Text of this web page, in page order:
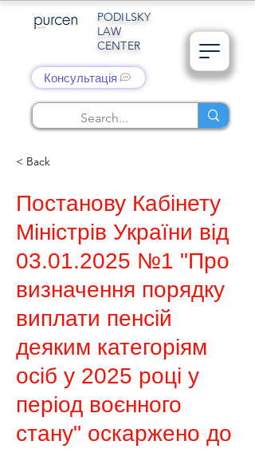
PODILSKY
LAW
CENTER
Консультація
< Back
Постанову Кабінету
Міністрів України від
03.01.2025 №1 "Про
визначення порядку
виплати пенсій
деяким категоріям
осіб у 2025 році у
період воєнного
стану" оскаржено до